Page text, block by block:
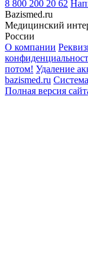
8 800 200 20 62
Bazismed.ru
Медицинский
России
О компании
потом! Удаление
bazismed.ru
Полная версия